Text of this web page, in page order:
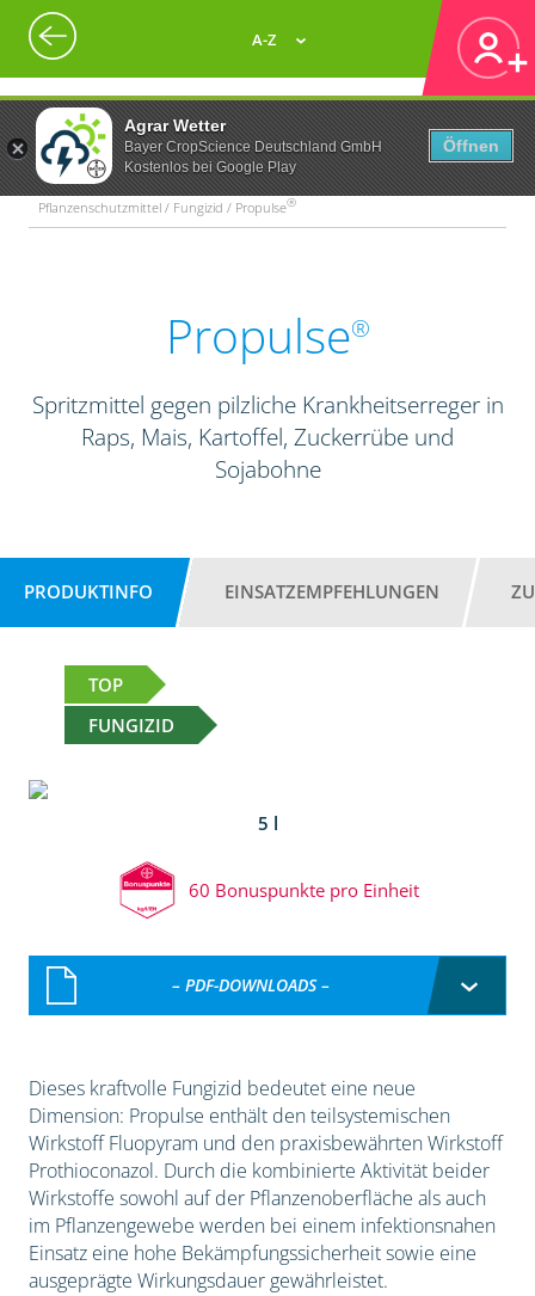
Agrar Wetter
Bayer CropScience Deutschland GmbH
Kostenlos bei Google Play
Öffnen
A-Z
Pflanzenschutzmittel / Fungizid / Propulse®
Propulse®
Spritzmittel gegen pilzliche Krankheitserreger in
Raps, Mais, Kartoffel, Zuckerrübe und
Sojabohne
PRODUKTINFO EINSATZEMPFEHLUNGEN
TOP
FUNGIZID
5 l
60 Bonuspunkte pro Einheit
– PDF-DOWNLOADS –
Dieses kraftvolle Fungizid bedeutet eine neue
Dimension: Propulse enthält den teilsystemischen
Wirkstoff Fluopyram und den praxisbewährten Wirkstoff
Prothioconazol. Durch die kombinierte Aktivität beider
Wirkstoffe sowohl auf der Pflanzenoberfläche als auch
im Pflanzengewebe werden bei einem infektionsnahen
Einsatz eine hohe Bekämpfungssicherheit sowie eine
ausgeprägte Wirkungsdauer gewährleistet.